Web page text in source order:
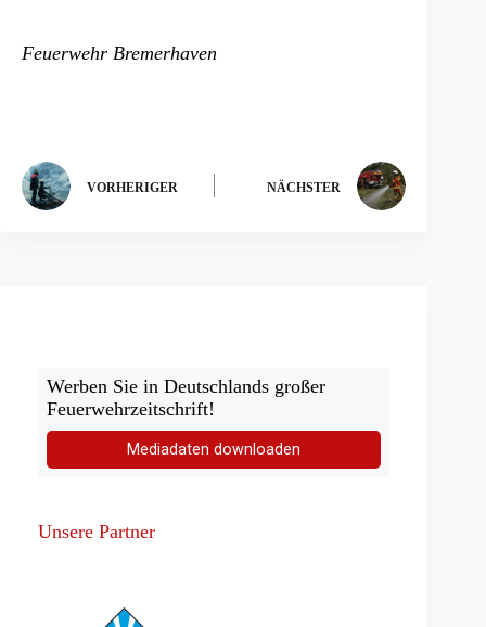
Feuerwehr Bremerhaven
VORHERIGER NÄCHSTER
Werben Sie in Deutschlands großer
Feuerwehrzeitschrift!
Mediadaten downloaden
Unsere Partner